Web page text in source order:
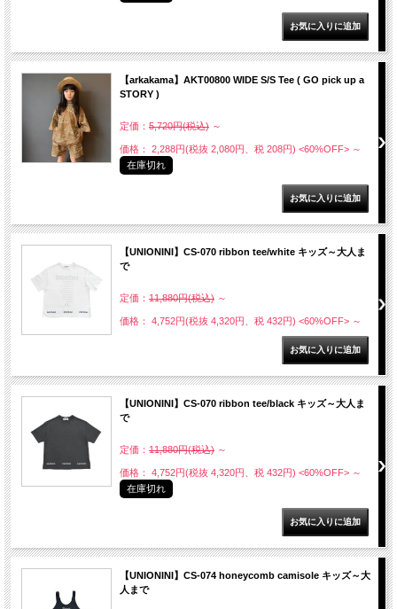
【arkakama】AKT00800 WIDE S/S Tee ( GO pick up a
STORY )
定価： 5,720円(税込) ～
価格： 2,288円(税抜 2,080円、税 208円) <60%OFF> ～
在庫切れ
【UNIONINI】CS-070 ribbon tee/white キッズ～大人ま
で
定価： 11,880円(税込) ～
価格： 4,752円(税抜 4,320円、税 432円) <60%OFF> ～
【UNIONINI】CS-070 ribbon tee/black キッズ～大人ま
で
定価： 11,880円(税込) ～
価格： 4,752円(税抜 4,320円、税 432円) <60%OFF> ～
在庫切れ
【UNIONINI】CS-074 honeycomb camisole キッズ～大
人まで